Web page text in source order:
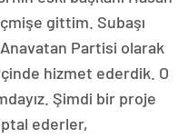
gittim. Subaşı
Partisi olarak
hizmet ederdik. O
Şimdi bir proje
ederler,